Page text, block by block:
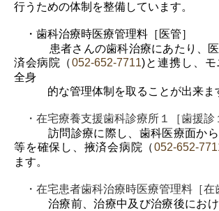
行うための体制を整備しています。
・歯科治療時医療管理料［医管］
患者さんの歯科治療にあたり、
済会病院（052-652-7711)と連携し、モ
全身
的な管理体制を取ることが出来ま
・在宅療養支援歯科診療所１［歯援診
訪問診療に際し、歯科医療面から
等を確保し、掖済会病院（052-652-
ます。
・在宅患者歯科治療時医療管理料［在
治療前、治療中及び治療後におけ